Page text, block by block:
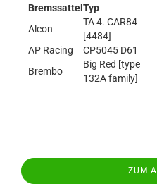
Bremssattel Typ
Alcon
TA 4. CAR84
[4484]
AP Racing
CP5045 D61
Brembo
Big Red [type
132A family]
ZUM